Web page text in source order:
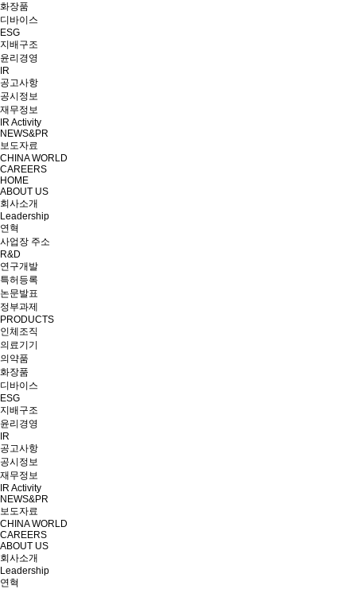
화장품
디바이스
ESG
지배구조
윤리경영
IR
공고사항
공시정보
재무정보
IR Activity
NEWS&PR
보도자료
CHINA WORLD
CAREERS
HOME
ABOUT US
회사소개
Leadership
연혁
사업장 주소
R&D
연구개발
특허등록
논문발표
정부과제
PRODUCTS
인체조직
의료기기
의약품
화장품
디바이스
ESG
지배구조
윤리경영
IR
공고사항
공시정보
재무정보
IR Activity
NEWS&PR
보도자료
CHINA WORLD
CAREERS
ABOUT US
회사소개
Leadership
연혁